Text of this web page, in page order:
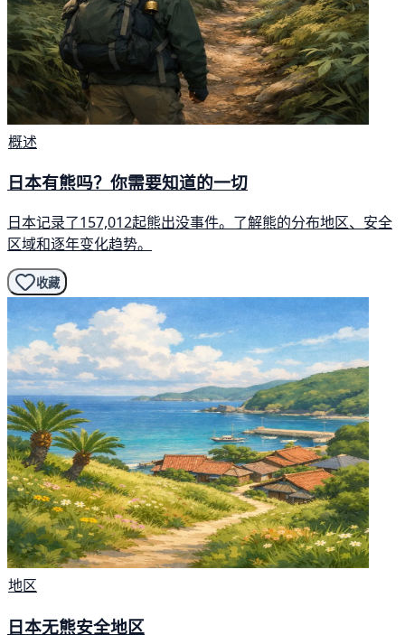
概述
日本有熊吗？你需要知道的一切
日本记录了157,012起熊出没事件。了解熊的分布地区、安全
区域和逐年变化趋势。
收藏
地区
日本无熊安全地区